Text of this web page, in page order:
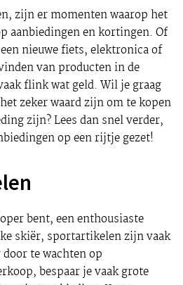
zijn er momenten waarop het
aanbiedingen en kortingen. Of
nieuwe fiets, elektronica of
van producten in de
flink wat geld. Wil je graag
zeker waard zijn om te kopen
zijn? Lees dan snel verder,
op een rijtje gezet!
bent, een enthousiaste
skiër, sportartikelen zijn vaak
te wachten op
bespaar je vaak grote